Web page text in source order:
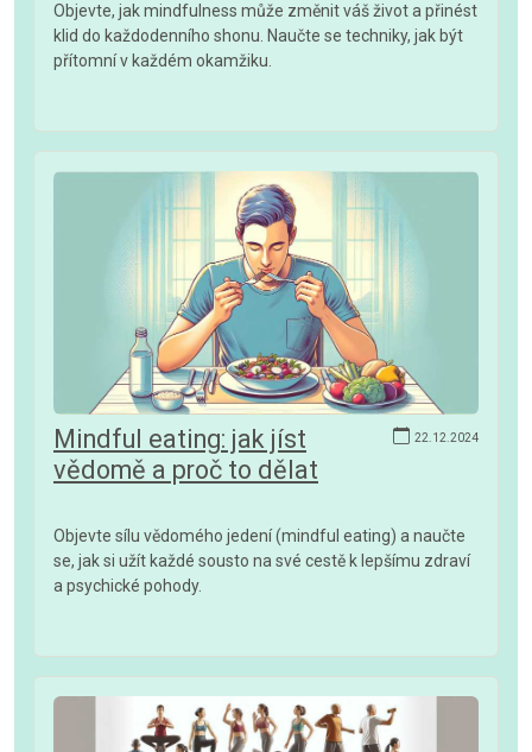
Objevte, jak mindfulness může změnit váš život a přinést
klid do každodenního shonu. Naučte se techniky, jak být
přítomní v každém okamžiku.
22.12.2024
Mindful eating: jak jíst
vědomě a proč to dělat
Objevte sílu vědomého jedení (mindful eating) a naučte
se, jak si užít každé sousto na své cestě k lepšímu zdraví
a psychické pohody.